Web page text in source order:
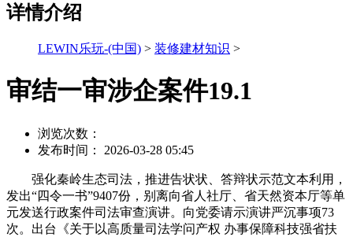
详情介绍
LEWIN乐玩-(中国) > 装修建材知识 >
审结一审涉企案件19.1
浏览次数：
发布时间： 2026-03-28 05:45
强化秦岭生态司法，推进告状状、答辩状示范文本利用，
发出“四令一书”9407份，别离向省人社厅、省天然资本厅等单
元发送行政案件司法审查演讲。向党委请示演讲严沉事项73
次。出台《关于以高质量司法学问产权 办事保障科技强省扶